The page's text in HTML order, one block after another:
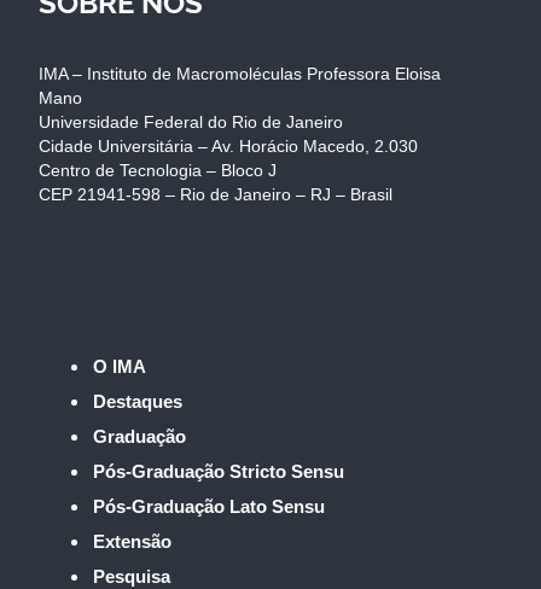
IMA – Instituto de Macromoléculas Professora Eloisa
Mano
Universidade Federal do Rio de Janeiro
Cidade Universitária – Av. Horácio Macedo, 2.030
Centro de Tecnologia – Bloco J
CEP 21941-598 – Rio de Janeiro – RJ – Brasil
O IMA
Destaques
Graduação
Pós-Graduação Stricto Sensu
Pós-Graduação Lato Sensu
Extensão
Pesquisa